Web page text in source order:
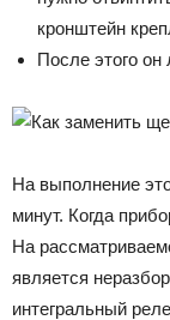
кронштейн
После этого он
На выполнение
минут. Когда
На
является
интегральный